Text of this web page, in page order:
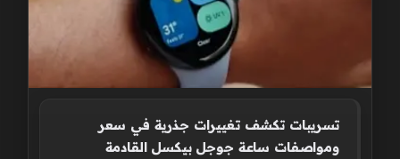
تسريبات تكشف تغييرات جذرية في سعر
ومواصفات ساعة جوجل بيكسل القادمة